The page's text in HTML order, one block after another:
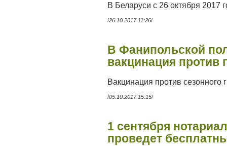
В Беларуси с 26 октября 2017
/26.10.2017 11:26/
В Фанипольской
вакцинация против
Вакцинация против сезонного
/05.10.2017 15:15/
1 сентября
проведет